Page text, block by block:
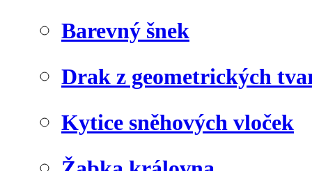
Barevný šnek
Drak z geometrických
Kytice sněhových vloček